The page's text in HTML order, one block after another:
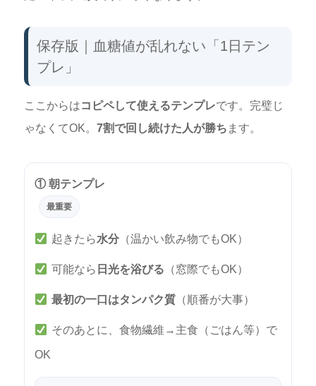
保存版｜血糖値が乱れない「1日テン
プレ」
ここからはコピペして使えるテンプレです。完璧じ
ゃなくてOK。 7割で回し続けた人が勝ち ます。
① 朝テンプレ
最重要
起きたら水分 （温かい飲み物でもOK）
可能なら 日光を浴びる （窓際でもOK）
最初の一口はタンパク質 （順番が大事）
そのあとに、食物繊維→主食（ごはん等）で
OK